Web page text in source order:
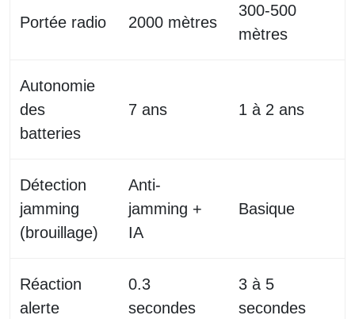
Portée radio 2000 mètres
300-500
mètres
Autonomie
des
batteries
7 ans 1 à 2 ans
Détection
jamming
(brouillage)
Anti-
jamming +
IA
Basique
Réaction
alerte
0.3
secondes
3 à 5
secondes